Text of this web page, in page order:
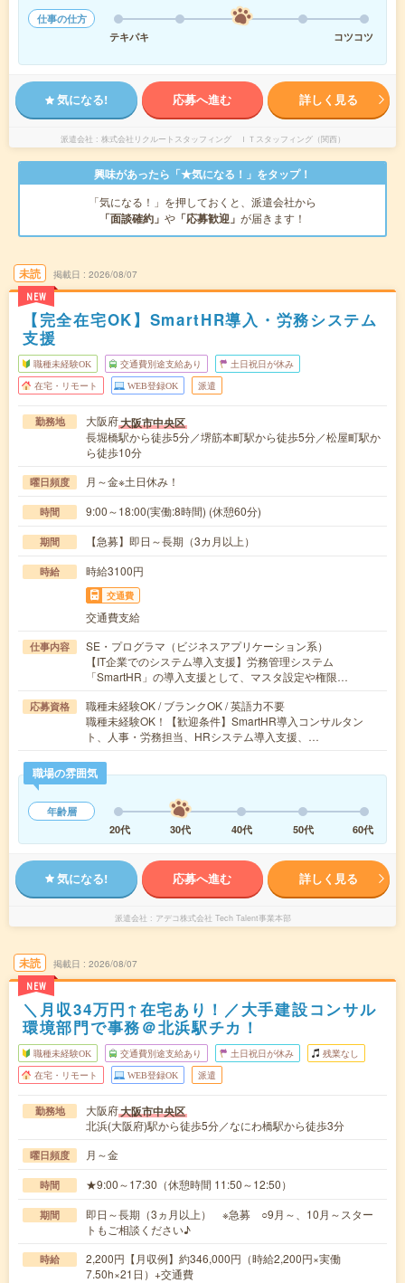
仕事の仕方
テキパキ
コツコツ
気になる! 応募へ進む 詳しく見る
派遣会社 株式会社リクルートスタッフィング ＩＴスタッフィング（関西）
興味があったら「★気になる！」をタップ！
「気になる！」を押しておくと、派遣会社から
「面談確約」 や 「応募歓迎」 が届きます！
未読
NEW
掲載日 2026/08/07
【完全在宅OK】SmartHR導入・労務システム
支援
職種未経験OK 交通費別途支給あり 土日祝日が休み
在宅・リモート WEB登録OK 派遣
勤務地 大阪府大阪市中央区
長堀橋駅から徒歩5分／堺筋本町駅から徒歩5分／松屋町駅か
ら徒歩10分
曜日頻度 月～金※土日休み！
時間 9:00～18:00(実働:8時間) (休憩60分)
期間 【急募】即日～長期（3カ月以上）
時給 時給3100円
交通費
交通費支給
仕事内容
SE・プログラマ（ビジネスアプリケーション系）
【IT企業でのシステム導入支援】労務管理システム
「SmartHR」の導入支援として、マスタ設定や権限…
応募資格
職種未経験OK / ブランクOK / 英語力不要
職種未経験OK！【歓迎条件】SmartHR導入コンサルタン
ト、人事・労務担当、HRシステム導入支援、…
職場の雰囲気
年齢層
20代
30代 40代 50代 60代
気になる! 応募へ進む 詳しく見る
派遣会社 アデコ株式会社 Tech Talent事業本部
未読
NEW
掲載日 2026/08/07
＼月収34万円↑在宅あり！／大手建設コンサル
環境部門で事務＠北浜駅チカ！
職種未経験OK 交通費別途支給あり 土日祝日が休み 残業なし
在宅・リモート WEB登録OK 派遣
勤務地 大阪府大阪市中央区
北浜(大阪府)駅から徒歩5分／なにわ橋駅から徒歩3分
曜日頻度 月～金
時間 ★9:00～17:30（休憩時間 11:50～12:50）
期間
即日～長期（3ヵ月以上） ※急募 ○9月～、10月～スター
トもご相談ください♪
時給
2,200円【月収例】約346,000円（時給2,200円×実働
7.50h×21日）+交通費